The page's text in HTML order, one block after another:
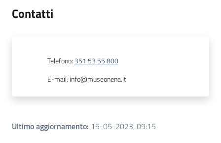
Contatti
Telefono: 351 53 55 800
E-mail: info@museonena.it
Ultimo aggiornamento: 15-05-2023, 09:15